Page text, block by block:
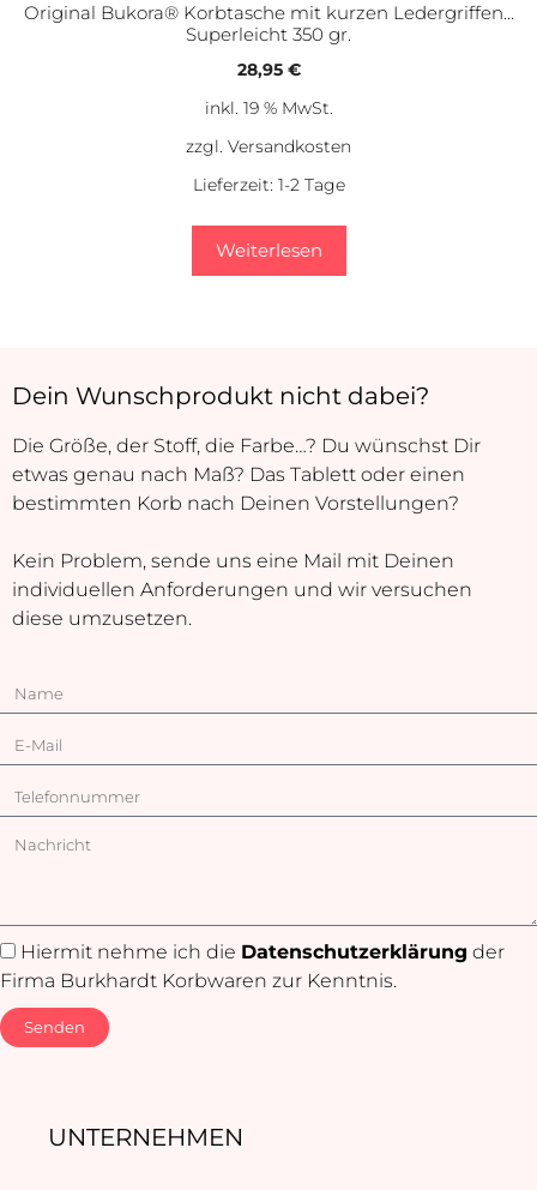
Original Bukora® Korbtasche mit kurzen Ledergriffen…
Superleicht 350 gr.
28,95 €
inkl. 19 % MwSt.
zzgl. Versandkosten
Lieferzeit: 1-2 Tage
Weiterlesen
Dein Wunschprodukt nicht dabei?
Die Größe, der Stoff, die Farbe…? Du wünschst Dir
etwas genau nach Maß? Das Tablett oder einen
bestimmten Korb nach Deinen Vorstellungen?
Kein Problem, sende uns eine Mail mit Deinen
individuellen Anforderungen und wir versuchen
diese umzusetzen.
Hiermit nehme ich die Datenschutzerklärung der
Firma Burkhardt Korbwaren zur Kenntnis.
Senden
UNTERNEHMEN